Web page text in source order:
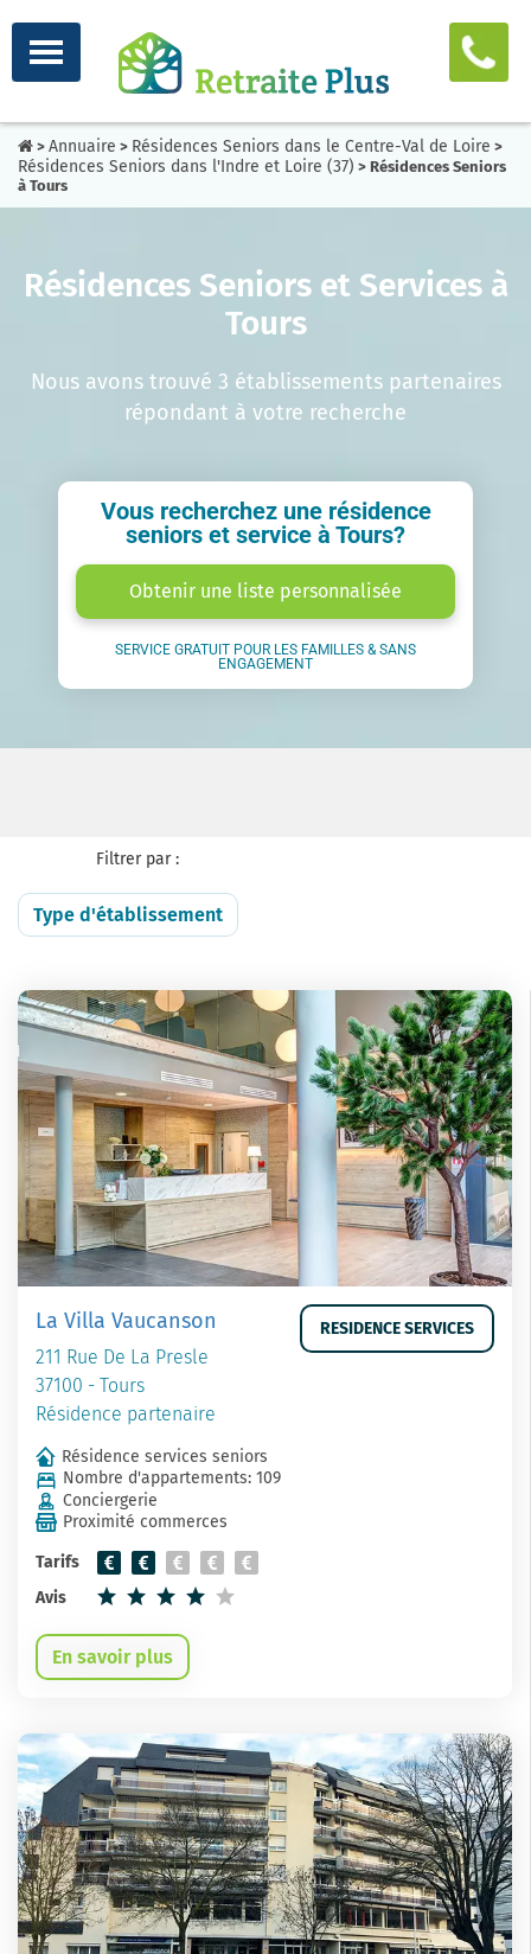
> Annuaire > Résidences Seniors dans le Centre-Val de Loire >
Résidences Seniors dans l'Indre et Loire (37) > Résidences Seniors
à Tours
Résidences Seniors et Services à
Tours
Nous avons trouvé 3 établissements partenaires
répondant à votre recherche
Vous recherchez une résidence
seniors et service à Tours?
Obtenir une liste personnalisée
SERVICE GRATUIT POUR LES FAMILLES & SANS
ENGAGEMENT
Filtrer par :
Type d'établissement
La Villa Vaucanson
211 Rue De La Presle
37100 - Tours
Résidence partenaire
RESIDENCE SERVICES
Résidence services seniors
Nombre d'appartements: 109
Conciergerie
Proximité commerces
Tarifs
Avis
En savoir plus